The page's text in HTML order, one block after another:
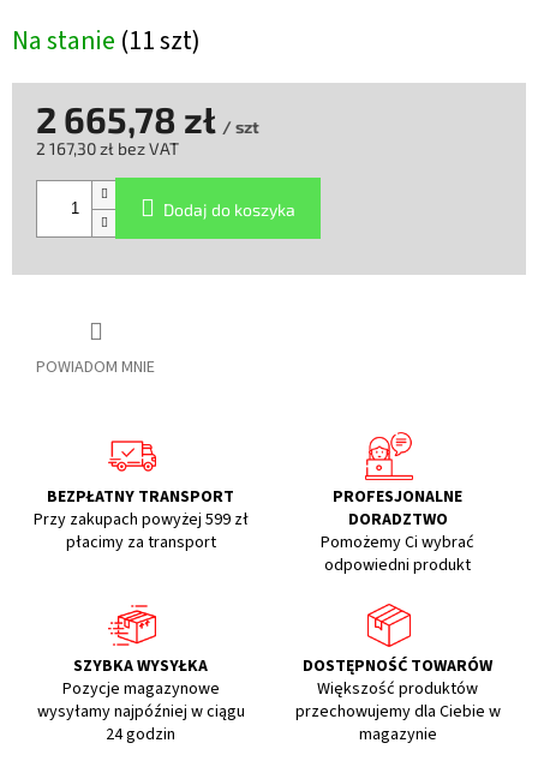
Na stanie (11 szt)
POWIADOM MNIE
2 665,78 zł / szt
2 167,30 zł bez VAT
jednostkowa:
Dodaj do koszyka
BEZPŁATNY TRANSPORT
Przy zakupach powyżej 599 zł
płacimy za transport
PROFESJONALNE
DORADZTWO
Pomożemy Ci wybrać
odpowiedni produkt
SZYBKA WYSYŁKA
Pozycje magazynowe
wysyłamy najpóźniej w ciągu
24 godzin
DOSTĘPNOŚĆ TOWARÓW
Większość produktów
przechowujemy dla Ciebie w
magazynie